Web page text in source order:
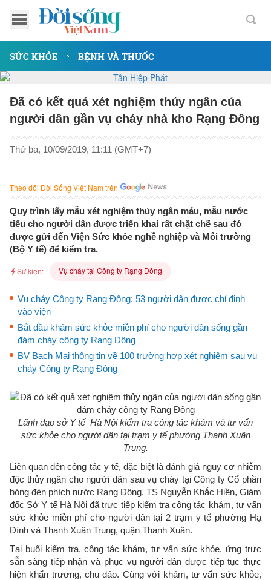
SỨC KHỎE BỆNH VÀ THUỐC
Đã có kết quả xét nghiệm thủy ngân của
người dân gần vụ cháy nhà kho Rạng Đông
Thứ ba, 10/09/2019, 11:11 (GMT+7)
Theo dõi Đời Sống Việt Nam trên
Quy trình lấy mẫu xét nghiệm thủy ngân máu, mẫu nước
tiểu cho người dân được triển khai rất chặt chẽ sau đó
được gửi đến Viện Sức khỏe nghề nghiệp và Môi trường
(Bộ Y tế) để kiểm tra.
Sự kiện: Vụ cháy tại Công ty Rạng Đông
Vụ cháy Công ty Rạng Đông: 53 người dân được chỉ định
vào viện
Bắt đầu khám sức khỏe miễn phí cho người dân sống gần
đám cháy công ty Rạng Đông
BV Bạch Mai thông tin về 100 trường hợp xét nghiệm sau vụ
cháy Công ty Rạng Đông
Lãnh đạo sở Y tế Hà Nội kiểm tra công tác khám và tư vấn
sức khỏe cho người dân tại trạm y tế phường Thanh Xuân
Trung.
Liên quan đến công tác y tế, đặc biệt là đánh giá nguy cơ nhiễm
độc thủy ngân cho người dân sau vụ cháy tại Công ty Cổ phần
bóng đèn phích nước Rạng Đông, TS Nguyễn Khắc Hiền, Giám
đốc Sở Y tế Hà Nội đã trực tiếp kiểm tra công tác khám, tư vấn
sức khỏe miễn phí cho người dân tại 2 trạm y tế phường Hạ
Đình và Thanh Xuân Trung, quận Thanh Xuân.
Tại buổi kiểm tra, công tác khám, tư vấn sức khỏe, ứng trực
sẵn sàng tiếp nhận và phục vụ người dân được tiếp tục thực
hiện khẩn trương, chu đáo. Cùng với khám, tư vấn sức khỏe,